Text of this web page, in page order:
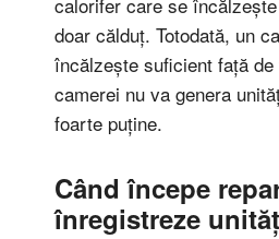
doar călduț. Totodată, un
încălzește suficient față de
camerei nu va genera
foarte puține.
Când începe
înregistreze